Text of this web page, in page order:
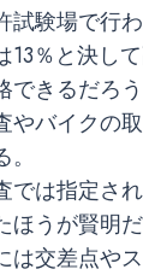
試験場で行
13％と決し
できるだろう
やバイクの
では指定さ
ほうが賢明だ
は交差点や